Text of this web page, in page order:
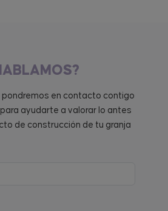
pondremos en contacto contigo
ayudarte a valorar lo antes
de construcción de tu granja